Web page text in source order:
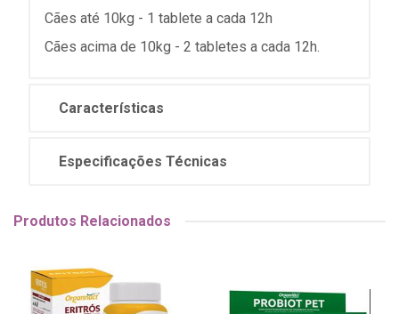
Cães até 10kg - 1 tablete a cada 12h
Cães acima de 10kg - 2 tabletes a cada 12h.
Características
Especificações Técnicas
Produtos Relacionados